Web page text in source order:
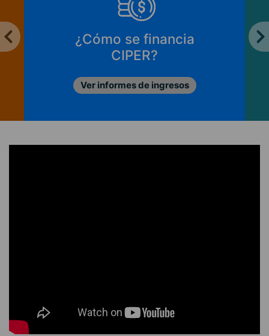
¿Cómo se financia
CIPER?
Ver informes de ingresos